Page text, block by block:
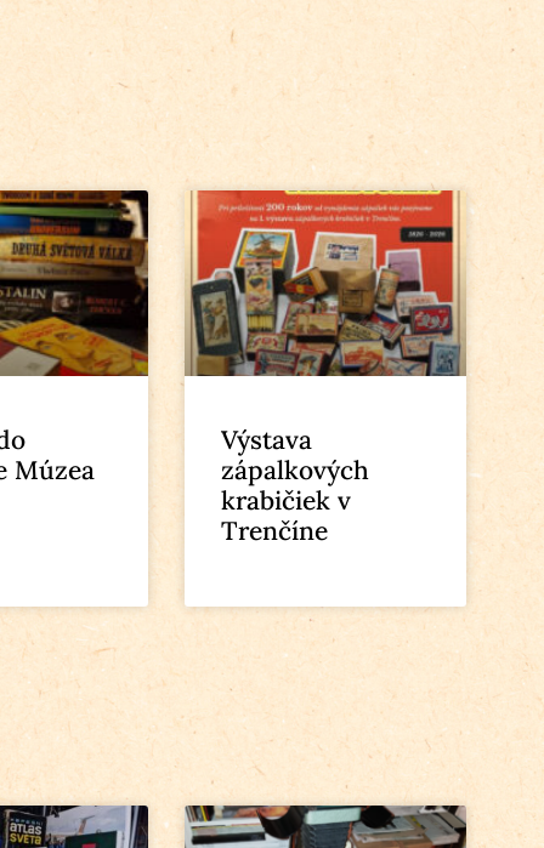
Múzea
Výstava
zápalkových
krabičiek v
Trenčíne